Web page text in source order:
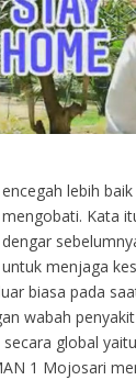
encegah lebih
mengobati. Kata
dengar
untuk menjaga
biasa pada
wabah
global
1 Mojosari